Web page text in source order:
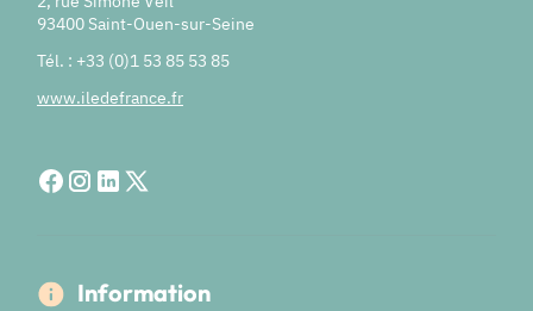
93400 Saint-Ouen-sur-Seine
Tél. : +33 (0)1 53 85 53 85
www.iledefrance.fr
Information